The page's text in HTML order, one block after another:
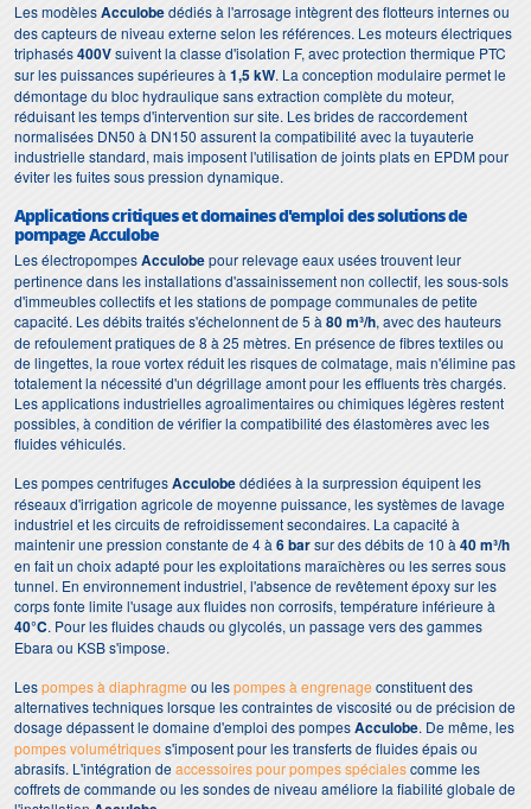
Les modèlesAcculobedédiés à l'arrosage intègrent des flotteurs internes ou
des capteurs de niveau externe selon les références. Les moteurs électriques
triphasés400Vsuivent la classe d'isolation F, avec protection thermique PTC
sur les puissances supérieures à 1,5 kW. La conception modulaire permet le
démontage du bloc hydraulique sans extraction complète du moteur,
réduisant les temps d'intervention sur site. Les brides de raccordement
normalisées DN50 à DN150 assurent la compatibilité avec la tuyauterie
industrielle standard, mais imposent l'utilisation de joints plats en EPDM pour
éviter les fuites sous pression dynamique.
Applications critiques et domaines d'emploi des solutions de
pompage Acculobe
Les électropompesAcculobepour relevage eaux usées trouvent leur
pertinence dans les installations d'assainissement non collectif, les sous-sols
d'immeubles collectifs et les stations de pompage communales de petite
capacité. Les débits traités s'échelonnent de 5 à 80 m³/h, avec des hauteurs
de refoulement pratiques de 8 à 25 mètres. En présence de fibres textiles ou
de lingettes, la roue vortex réduit les risques de colmatage, mais n'élimine pas
totalement la nécessité d'un dégrillage amont pour les effluents très chargés.
Les applications industrielles agroalimentaires ou chimiques légères restent
possibles, à condition de vérifier la compatibilité des élastomères avec les
fluides véhiculés.
Les pompes centrifugesAcculobedédiées à la surpression équipent les
réseaux d'irrigation agricole de moyenne puissance, les systèmes de lavage
industriel et les circuits de refroidissement secondaires. La capacité à
maintenir une pression constante de 4 à 6 barsur des débits de 10 à 40 m³/h
en fait un choix adapté pour les exploitations maraîchères ou les serres sous
tunnel. En environnement industriel, l'absence de revêtement époxy sur les
corps fonte limite l'usage aux fluides non corrosifs, température inférieure à
40°C. Pour les fluides chauds ou glycolés, un passage vers des gammes
Ebara ou KSB s'impose.
Lespompes à diaphragme ou lespompes à engrenage constituent des
alternatives techniques lorsque les contraintes de viscosité ou de précision de
dosage dépassent le domaine d'emploi des pompesAcculobe. De même, les
pompes volumétriquess'imposent pour les transferts de fluides épais ou
abrasifs. L'intégration deaccessoires pour pompes spécialescomme les
coffrets de commande ou les sondes de niveau améliore la fiabilité globale de